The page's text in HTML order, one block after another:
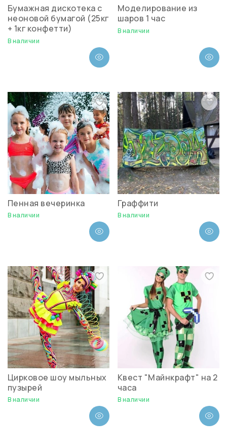
Бумажная дискотека с
неоновой бумагой (25кг
+ 1кг конфетти)
В наличии
Моделирование из
шаров 1 час
В наличии
Пенная вечеринка
В наличии
Граффити
В наличии
Цирковое шоу мыльных
пузырей
В наличии
Квест "Майнкрафт" на 2
часа
В наличии